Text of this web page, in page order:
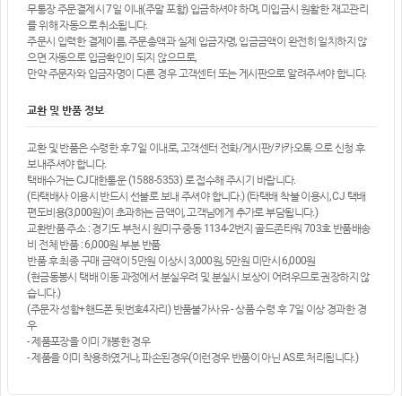
무통장 주문결제시 7일 이내(주말 포함) 입금하셔야 하며, 미입금시 원활한 재고관리
를 위해 자동으로 취소됩니다.
주문시 입력한 결제이름, 주문총액과 실제 입금자명, 입금금액이 완전히 일치하지 않
으면 자동으로 입금확인이 되지 않으므로,
만약 주문자와 입금자명이 다른 경우 고객센터 또는 게시판으로 알려주셔야 합니다.
교환 및 반품 정보
교환 및 반품은 수령한 후 7일 이내로, 고객센터 전화/게시판/카카오톡 으로 신청 후
보내주셔야 합니다.
택배수거는 CJ대한통운 (1588-5353) 로 접수해 주시기 바랍니다.
(타택배사 이용시 반드시 선불로 보내 주셔야 합니다.) (타택배 착불 이용시, CJ 택배
편도비용(3,000원)이 초과하는 금액이, 고객님에게 추가로 부담됩니다.)
교환반품 주소 : 경기도 부천시 원미구 중동 1134-2번지 골드존타워 703호 반품배송
비 전체 반품 : 6,000원 부분 반품
반품 후 최종 구매 금액이 5만원 이상시 3,000원, 5만원 미만시 6,000원
(현금동봉시 택배 이동 과정에서 분실우려 및 분실시 보상이 어려우므로 권장하지 않
습니다.)
(주문자 성함+핸드폰 뒷번호4자리) 반품불가사유 - 상품 수령 후 7일 이상 경과한 경
우
- 제품포장을 이미 개봉한 경우
- 제품을 이미 착용하였거나, 파손된경우(이런경우 반품이 아닌 AS로 처리됩니다.)